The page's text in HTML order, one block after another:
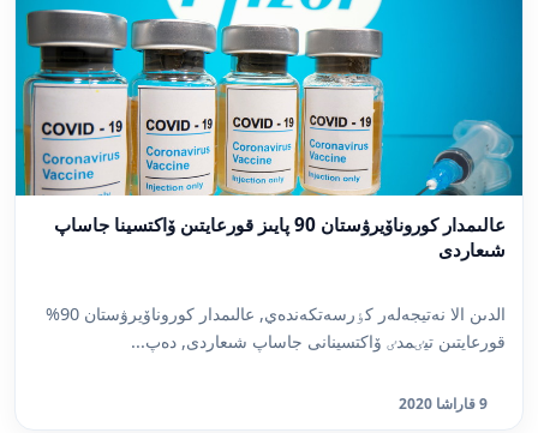
عالىمدار كوروناۆيرۋستان 90 پايىز قورعايتىن ۆاكتسينا جاساپ
شىعاردى
الدىن الا نەتيجەلەر كٶرسەتكەندەي, عالىمدار كوروناۆيرۋستان 90%
قورعايتىن تيٸمدٸ ۆاكتسينانى جاساپ شىعاردى, دەپ...
9 قاراشا 2020